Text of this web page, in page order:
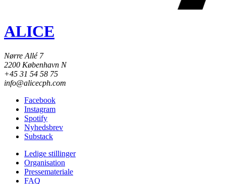
ALICE
Nørre Allé 7
2200 København N
+45 31 54 58 75
info@alicecph.com
Facebook
Instagram
Spotify
Nyhedsbrev
Substack
Ledige stillinger
Organisation
Pressemateriale
FAQ